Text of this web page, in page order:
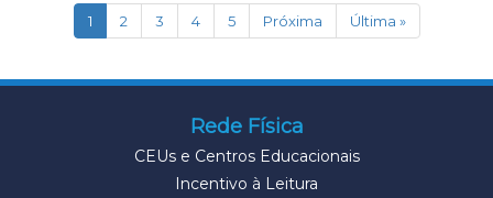
1(current)
2 3 4 5 Próxima Última »
Rede Física
CEUs e Centros Educacionais
Incentivo à Leitura